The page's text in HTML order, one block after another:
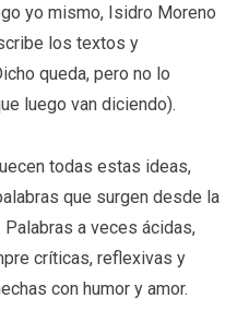
yo mismo, Isidro Moreno
los textos y
queda, pero no lo
luego van diciendo).
todas estas ideas,
que surgen desde la
a veces ácidas,
críticas, reflexivas y
con humor y amor.